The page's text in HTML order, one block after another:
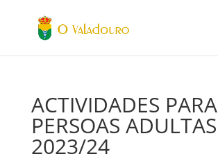
ACTIVIDADES PARA
PERSOAS ADULTAS
2023/24